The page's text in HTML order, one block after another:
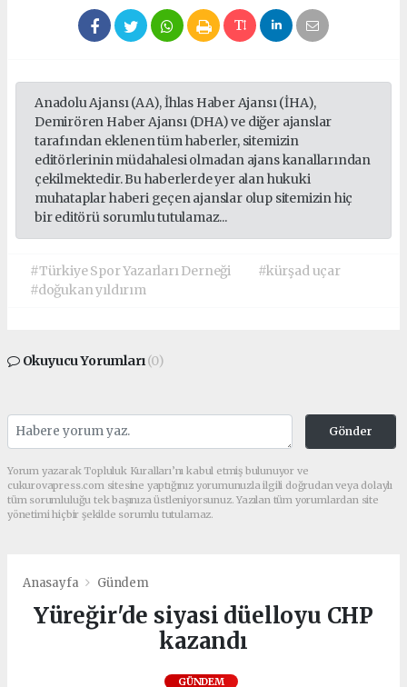
Anadolu Ajansı (AA), İhlas Haber Ajansı (İHA),
Demirören Haber Ajansı (DHA) ve diğer ajanslar
tarafından eklenen tüm haberler, sitemizin
editörlerinin müdahalesi olmadan ajans kanallarından
çekilmektedir. Bu haberlerde yer alan hukuki
muhataplar haberi geçen ajanslar olup sitemizin hiç
bir editörü sorumlu tutulamaz...
#Türkiye Spor Yazarları Derneği
#kürşad uçar
#doğukan yıldırım
Okuyucu Yorumları(0)
Gönder
Yorum yazarak Topluluk Kuralları’nı kabul etmiş bulunuyor ve
cukurovapress.com sitesine yaptığınız yorumunuzla ilgili doğrudan veya dolaylı
tüm sorumluluğu tek başınıza üstleniyorsunuz. Yazılan tüm yorumlardan site
yönetimi hiçbir şekilde sorumlu tutulamaz.
Anasayfa Gündem
Yüreğir'de siyasi düelloyu CHP
kazandı
GÜNDEM